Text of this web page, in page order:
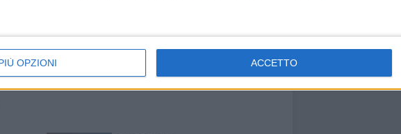
OPZIONI ACCETTO
tanto frequentata, ora anche da ciclisti e runners, è
però è raggiungibile, oltre che con i giusti
e soprattutto con il corretto comportamento degli